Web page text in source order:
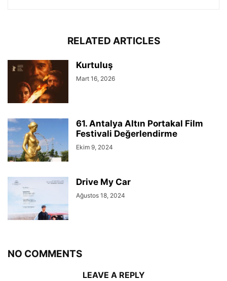
RELATED ARTICLES
Kurtuluş
Mart 16, 2026
61. Antalya Altın Portakal Film
Festivali Değerlendirme
Ekim 9, 2024
Drive My Car
Ağustos 18, 2024
NO COMMENTS
LEAVE A REPLY